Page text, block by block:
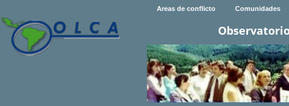
Areas de conflicto Comunidades